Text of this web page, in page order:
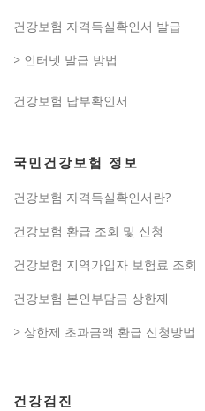
건강보험 자격득실확인서 발급
> 인터넷 발급 방법
건강보험 납부확인서
국민건강보험 정보
건강보험 자격득실확인서란?
건강보험 환급 조회 및 신청
건강보험 지역가입자 보험료 조회
건강보험 본인부담금 상한제
> 상한제 초과금액 환급 신청방법
건강검진